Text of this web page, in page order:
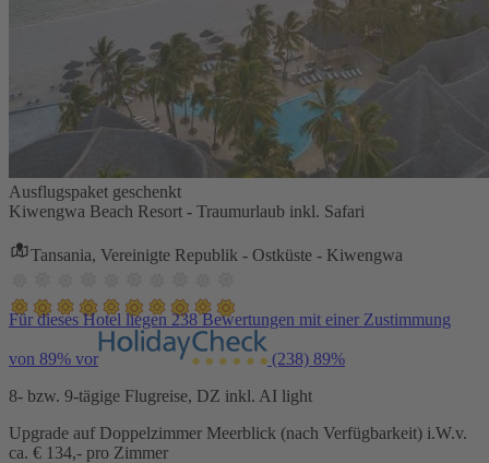
Ausflugspaket geschenkt
Kiwengwa Beach Resort - Traumurlaub inkl. Safari
Tansania, Vereinigte Republik - Ostküste - Kiwengwa
Für dieses Hotel liegen 238 Bewertungen mit einer Zustimmung
von 89% vor (238) 89%
8- bzw. 9-tägige Flugreise, DZ inkl. AI light
Upgrade auf Doppelzimmer Meerblick (nach Verfügbarkeit) i.W.v.
ca. € 134,- pro Zimmer